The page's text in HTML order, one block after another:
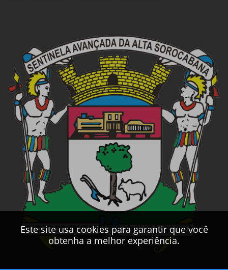
Este site usa cookies para garantir que você
obtenha a melhor experiência.